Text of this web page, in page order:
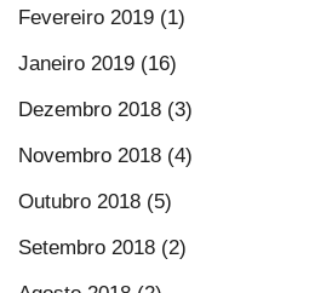
Fevereiro 2019 (1)
Janeiro 2019 (16)
Dezembro 2018 (3)
Novembro 2018 (4)
Outubro 2018 (5)
Setembro 2018 (2)